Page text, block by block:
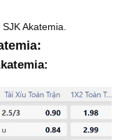
Akatemia.